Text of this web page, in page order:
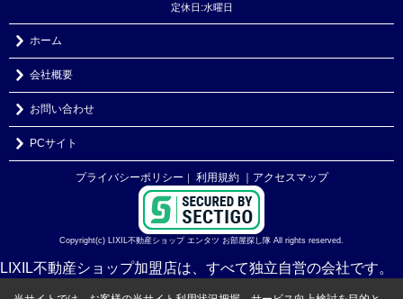
定休日:水曜日
ホーム
会社概要
お問い合わせ
PCサイト
プライバシーポリシー ｜ 利用規約 ｜アクセスマップ
Copyright(c) LIXIL不動産ショップ エンタツ お部屋探し隊 All rights reserved.
LIXIL不動産ショップ加盟店は、すべて独立自営の会社です。